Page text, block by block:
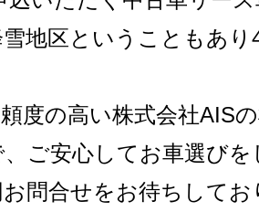
地区ということもあ
度の高い株式会社AIS
ご安心してお車選び
問合せをお待ちしてお